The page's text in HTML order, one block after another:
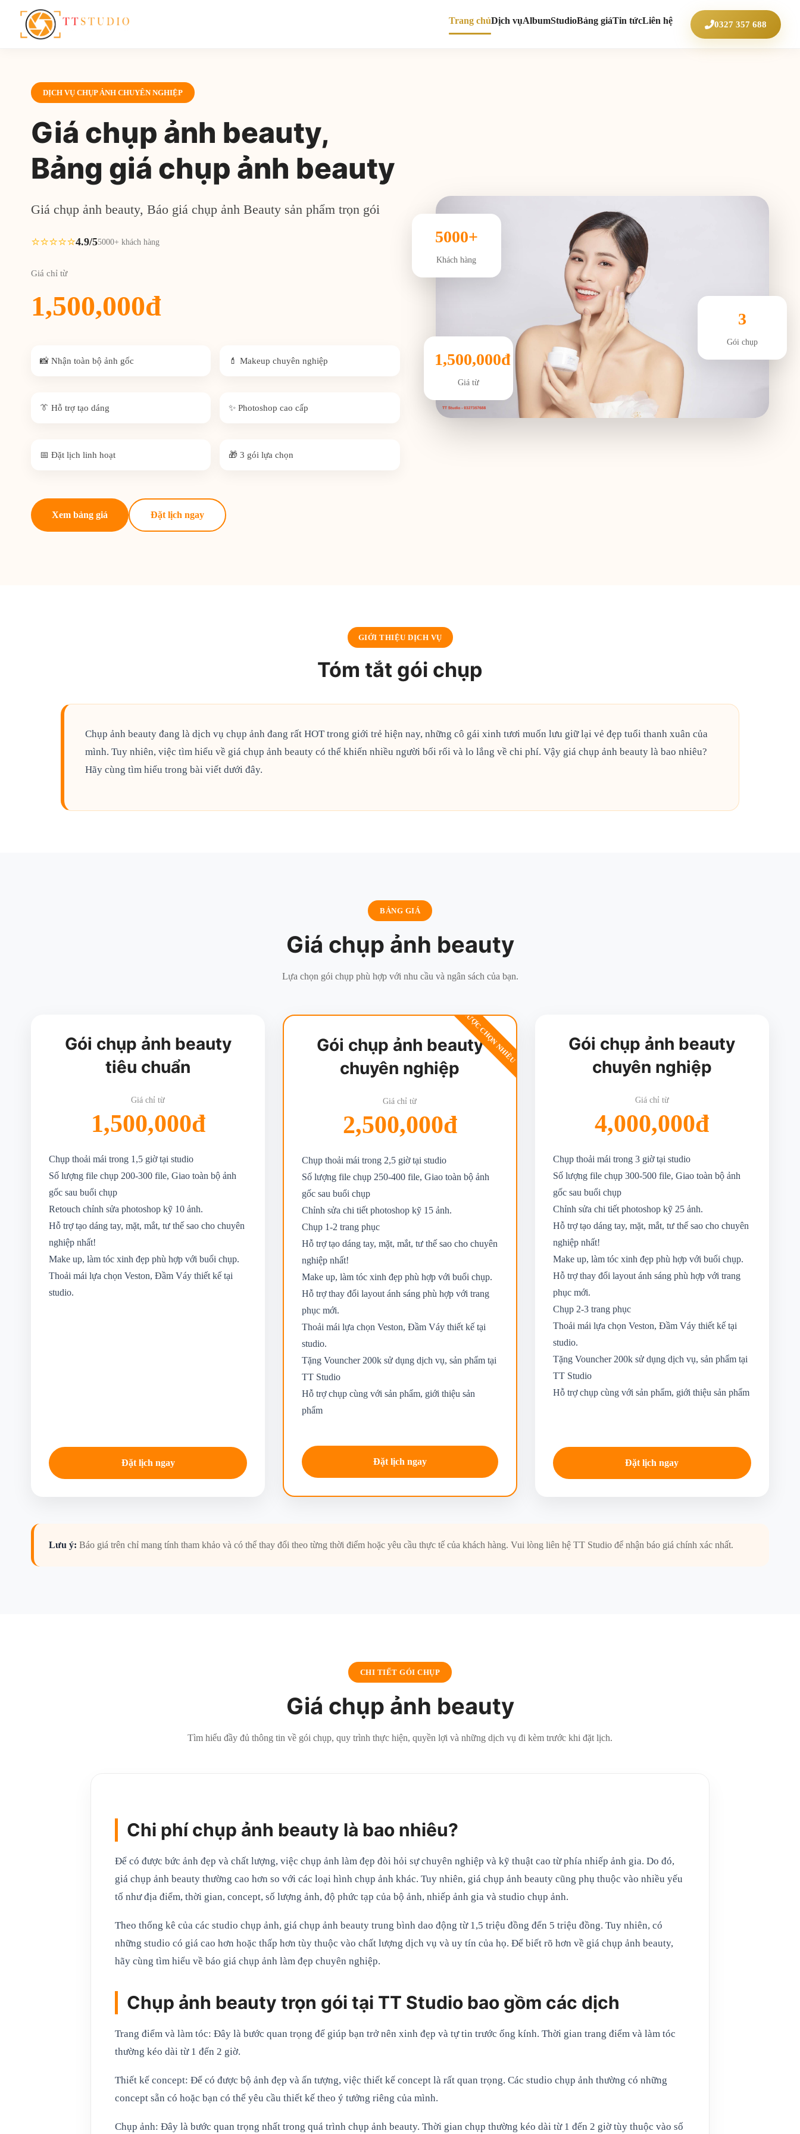
Trang chủDịch vụAlbumStudioBảng giáTin tứcLiên hệ 0327 357 688
DỊCH VỤ CHỤP ẢNH CHUYÊN NGHIỆP
Giá chụp ảnh beauty,
Bảng giá chụp ảnh beauty
Giá chụp ảnh beauty, Báo giá chụp ảnh Beauty sản phẩm trọn gói
⭐⭐⭐⭐⭐4.9/55000+ khách hàng
Giá chỉ từ
1,500,000đ
📸 Nhận toàn bộ ảnh gốc 💄 Makeup chuyên nghiệp
👔 Hỗ trợ tạo dáng ✨ Photoshop cao cấp
📅 Đặt lịch linh hoạt 🎁 3 gói lựa chọn
Xem bảng giá Đặt lịch ngay
5000+
Khách hàng
3
Gói chụp
1,500,000đ
Giá từ
GIỚI THIỆU DỊCH VỤ
Tóm tắt gói chụp
Chụp ảnh beauty đang là dịch vụ chụp ảnh đang rất HOT trong giới trẻ hiện nay, những cô gái xinh tươi muốn lưu giữ lại vẻ đẹp tuổi thanh xuân của
mình. Tuy nhiên, việc tìm hiểu về giá chụp ảnh beauty có thể khiến nhiều người bối rối và lo lắng về chi phí. Vậy giá chụp ảnh beauty là bao nhiêu?
Hãy cùng tìm hiểu trong bài viết dưới đây.
BẢNG GIÁ
Giá chụp ảnh beauty
Lựa chọn gói chụp phù hợp với nhu cầu và ngân sách của bạn.
Gói chụp ảnh beauty
tiêu chuẩn
Giá chỉ từ
1,500,000đ
Chụp thoải mái trong 1,5 giờ tại studio
Số lượng file chụp 200-300 file, Giao toàn bộ ảnh
gốc sau buổi chụp
Retouch chỉnh sửa photoshop kỹ 10 ảnh.
Hỗ trợ tạo dáng tay, mặt, mắt, tư thế sao cho chuyên
nghiệp nhất!
Make up, làm tóc xinh đẹp phù hợp với buổi chụp.
Thoải mái lựa chọn Veston, Đầm Váy thiết kế tại
studio.
Đặt lịch ngay
ĐƯỢC CHỌN NHIỀU
Gói chụp ảnh beauty
chuyên nghiệp
Giá chỉ từ
2,500,000đ
Chụp thoải mái trong 2,5 giờ tại studio
Số lượng file chụp 250-400 file, Giao toàn bộ ảnh
gốc sau buổi chụp
Chỉnh sửa chi tiết photoshop kỹ 15 ảnh.
Chụp 1-2 trang phục
Hỗ trợ tạo dáng tay, mặt, mắt, tư thế sao cho chuyên
nghiệp nhất!
Make up, làm tóc xinh đẹp phù hợp với buổi chụp.
Hỗ trợ thay đổi layout ánh sáng phù hợp với trang
phục mới.
Thoải mái lựa chọn Veston, Đầm Váy thiết kế tại
studio.
Tặng Vouncher 200k sử dụng dịch vụ, sản phẩm tại
TT Studio
Hỗ trợ chụp cùng với sản phẩm, giới thiệu sản
phẩm
Đặt lịch ngay
Gói chụp ảnh beauty
chuyên nghiệp
Giá chỉ từ
4,000,000đ
Chụp thoải mái trong 3 giờ tại studio
Số lượng file chụp 300-500 file, Giao toàn bộ ảnh
gốc sau buổi chụp
Chỉnh sửa chi tiết photoshop kỹ 25 ảnh.
Hỗ trợ tạo dáng tay, mặt, mắt, tư thế sao cho chuyên
nghiệp nhất!
Make up, làm tóc xinh đẹp phù hợp với buổi chụp.
Hỗ trợ thay đổi layout ánh sáng phù hợp với trang
phục mới.
Chụp 2-3 trang phục
Thoải mái lựa chọn Veston, Đầm Váy thiết kế tại
studio.
Tặng Vouncher 200k sử dụng dịch vụ, sản phẩm tại
TT Studio
Hỗ trợ chụp cùng với sản phẩm, giới thiệu sản phẩm
Đặt lịch ngay
Lưu ý: Báo giá trên chỉ mang tính tham khảo và có thể thay đổi theo từng thời điểm hoặc yêu cầu thực tế của khách hàng. Vui lòng liên hệ TT Studio để nhận báo giá chính xác nhất.
CHI TIẾT GÓI CHỤP
Giá chụp ảnh beauty
Tìm hiểu đầy đủ thông tin về gói chụp, quy trình thực hiện, quyền lợi và những dịch vụ đi kèm trước khi đặt lịch.
Chi phí chụp ảnh beauty là bao nhiêu?
Để có được bức ảnh đẹp và chất lượng, việc chụp ảnh làm đẹp đòi hỏi sự chuyên nghiệp và kỹ thuật cao từ phía nhiếp ảnh gia. Do đó,
giá chụp ảnh beauty thường cao hơn so với các loại hình chụp ảnh khác. Tuy nhiên, giá chụp ảnh beauty cũng phụ thuộc vào nhiều yếu
tố như địa điểm, thời gian, concept, số lượng ảnh, độ phức tạp của bộ ảnh, nhiếp ảnh gia và studio chụp ảnh.
Theo thống kê của các studio chụp ảnh, giá chụp ảnh beauty trung bình dao động từ 1,5 triệu đồng đến 5 triệu đồng. Tuy nhiên, có
những studio có giá cao hơn hoặc thấp hơn tùy thuộc vào chất lượng dịch vụ và uy tín của họ. Để biết rõ hơn về giá chụp ảnh beauty,
hãy cùng tìm hiểu về báo giá chụp ảnh làm đẹp chuyên nghiệp.
Chụp ảnh beauty trọn gói tại TT Studio bao gồm các dịch
Trang điểm và làm tóc: Đây là bước quan trọng để giúp bạn trở nên xinh đẹp và tự tin trước ống kính. Thời gian trang điểm và làm tóc
thường kéo dài từ 1 đến 2 giờ.
Thiết kế concept: Để có được bộ ảnh đẹp và ấn tượng, việc thiết kế concept là rất quan trọng. Các studio chụp ảnh thường có những
concept sẵn có hoặc bạn có thể yêu cầu thiết kế theo ý tưởng riêng của mình.
Chụp ảnh: Đây là bước quan trọng nhất trong quá trình chụp ảnh beauty. Thời gian chụp thường kéo dài từ 1 đến 2 giờ tùy thuộc vào số